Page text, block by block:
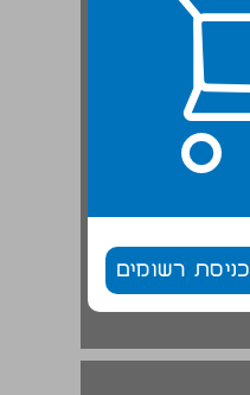
כניסת רשומים